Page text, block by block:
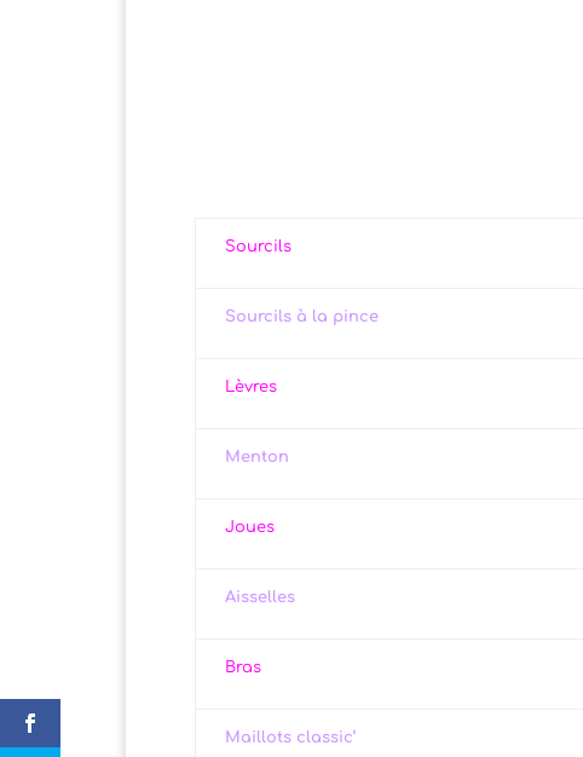
Sourcils
Sourcils à la pince
Lèvres
Menton
Joues
Aisselles
Bras
Maillots classic’